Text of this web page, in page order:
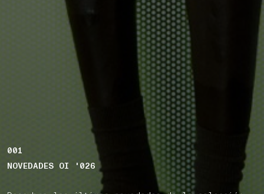
001
NOVEDADES OI '026